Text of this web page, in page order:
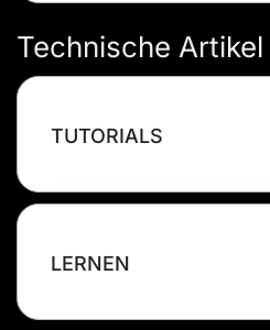
Technische Artikel
TUTORIALS
LERNEN